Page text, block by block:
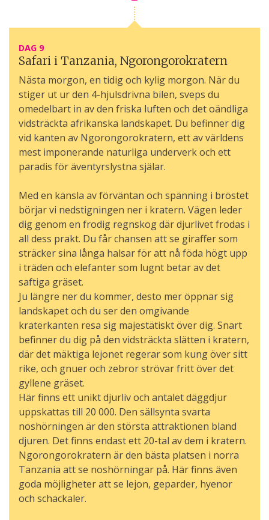
DAG 9
Safari i Tanzania, Ngorongorokratern
Nästa morgon, en tidig och kylig morgon. När du
stiger ut ur den 4-hjulsdrivna bilen, sveps du
omedelbart in av den friska luften och det oändliga
vidsträckta afrikanska landskapet. Du befinner dig
vid kanten av Ngorongorokratern, ett av världens
mest imponerande naturliga underverk och ett
paradis för äventyrslystna själar.
Med en känsla av förväntan och spänning i bröstet
börjar vi nedstigningen ner i kratern. Vägen leder
dig genom en frodig regnskog där djurlivet frodas i
all dess prakt. Du får chansen att se giraffer som
sträcker sina långa halsar för att nå föda högt upp
i träden och elefanter som lugnt betar av det
saftiga gräset.
Ju längre ner du kommer, desto mer öppnar sig
landskapet och du ser den omgivande
kraterkanten resa sig majestätiskt över dig. Snart
befinner du dig på den vidsträckta slätten i kratern,
där det mäktiga lejonet regerar som kung över sitt
rike, och gnuer och zebror strövar fritt över det
gyllene gräset.
Här finns ett unikt djurliv och antalet däggdjur
uppskattas till 20 000. Den sällsynta svarta
noshörningen är den största attraktionen bland
djuren. Det finns endast ett 20-tal av dem i kratern.
Ngorongorokratern är den bästa platsen i norra
Tanzania att se noshörningar på. Här finns även
goda möjligheter att se lejon, geparder, hyenor
och schackaler.